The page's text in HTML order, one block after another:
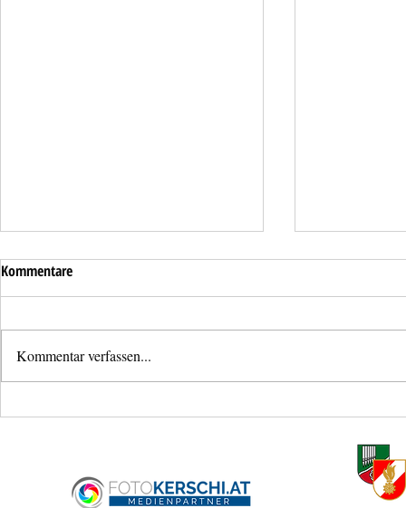
Dieselaustritt bei LKW auf A1
Ansfelden
Kommentare
Kommentar verfassen...